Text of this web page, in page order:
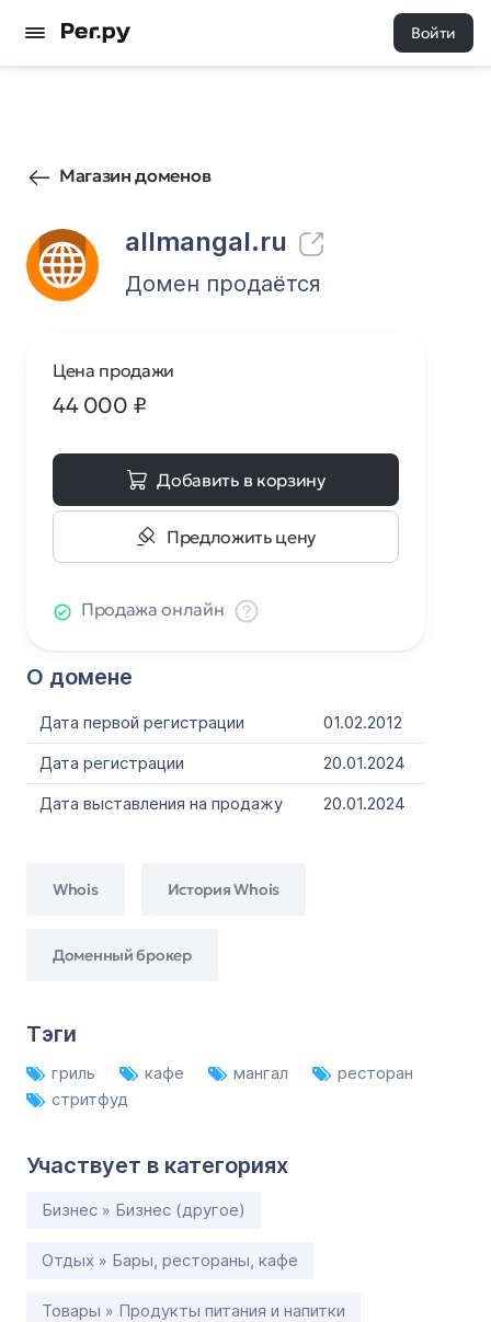
Войти
Магазин доменов
allmangal.ru
49 0
Домен продаётся
О домене
Дата первой регистрации
01.02.2012
Дата регистрации
20.01.2024
Дата выставления на продажу
20.01.2024
Whois История Whois
Доменный брокер
Тэги
гриль кафе мангал
ресторан
стритфуд
Участвует в категориях
Бизнес » Бизнес (другое)
Отдых » Бары, рестораны, кафе
Товары » Продукты питания и напитки
Цена продажи
44 000 ₽
Добавить в корзину
Предложить цену
Продажа онлайн